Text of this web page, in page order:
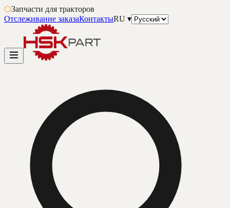
⬡Запчасти для тракторов
Отслеживание заказаКонтактыRU ▾